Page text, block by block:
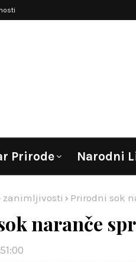
Prirode Narodni
zanimljivosti Prirodni sok
naranče